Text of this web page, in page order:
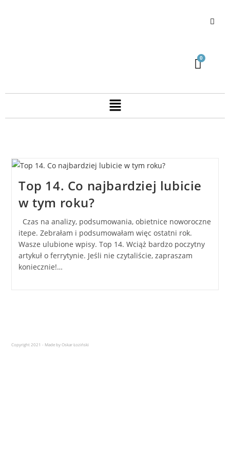
Top 14. Co najbardziej lubicie
w tym roku?
Czas na analizy, podsumowania, obietnice noworoczne
itepe. Zebrałam i podsumowałam więc ostatni rok.
Wasze ulubione wpisy. Top 14. Wciąż bardzo poczytny
artykuł o ferrytynie. Jeśli nie czytaliście, zapraszam
koniecznie!…
Copyright 2021 - Made by Oskar Łoziński